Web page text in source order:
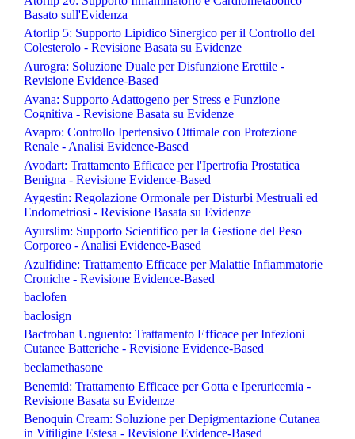
Basato sull'Evidenza
Atorlip 5: Supporto Lipidico Sinergico per il Controllo del
Colesterolo - Revisione Basata su Evidenze
Aurogra: Soluzione Duale per Disfunzione Erettile -
Revisione Evidence-Based
Avana: Supporto Adattogeno per Stress e Funzione
Cognitiva - Revisione Basata su Evidenze
Avapro: Controllo Ipertensivo Ottimale con Protezione
Renale - Analisi Evidence-Based
Avodart: Trattamento Efficace per l'Ipertrofia Prostatica
Benigna - Revisione Evidence-Based
Aygestin: Regolazione Ormonale per Disturbi Mestruali ed
Endometriosi - Revisione Basata su Evidenze
Ayurslim: Supporto Scientifico per la Gestione del Peso
Corporeo - Analisi Evidence-Based
Azulfidine: Trattamento Efficace per Malattie Infiammatorie
Croniche - Revisione Evidence-Based
baclofen
baclosign
Bactroban Unguento: Trattamento Efficace per Infezioni
Cutanee Batteriche - Revisione Evidence-Based
beclamethasone
Benemid: Trattamento Efficace per Gotta e Iperuricemia -
Revisione Basata su Evidenze
Benoquin Cream: Soluzione per Depigmentazione Cutanea
in Vitiligine Estesa - Revisione Evidence-Based